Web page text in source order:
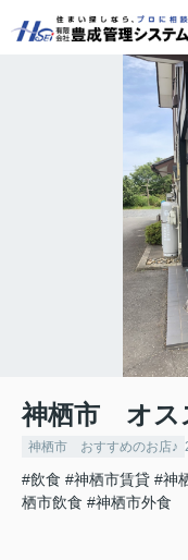
神栖市 オス
神栖市 おすすめのお店♪
#飲食 #神栖市賃貸 #神
栖市飲食 #神栖市外食